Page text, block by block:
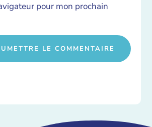
pour mon prochain
LE COMMENTAIRE